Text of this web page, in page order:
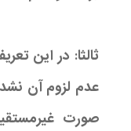
ثالثا: در این
عدم لزوم آن
صورت